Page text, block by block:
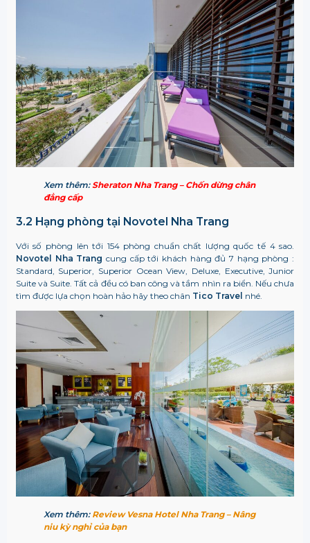
Xem thêm: Sheraton Nha Trang – Chốn dừng chân
đẳng cấp
3.2 Hạng phòng tại Novotel Nha Trang
Với số phòng lên tới 154 phòng chuẩn chất lượng quốc tế 4 sao.
Novotel Nha Trang cung cấp tới khách hàng đủ 7 hạng phòng :
Standard, Superior, Superior Ocean View, Deluxe, Executive, Junior
Suite và Suite. Tất cả đều có ban công và tầm nhìn ra biển. Nếu chưa
tìm được lựa chọn hoàn hảo hãy theo chân Tico Travel nhé.
Xem thêm: Review Vesna Hotel Nha Trang – Nâng
niu kỳ nghỉ của bạn